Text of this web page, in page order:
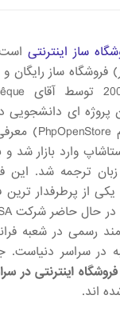
ساز اینترنتی
فروشگاه ساز رایگان
ماه از آغاز کار، به 13 زبان
از پرطرفدار ترین
بیش از 120 کارمند رسمی در
دیگر در 6 شعبه در سراسر
بیش از 270000 فروشگاه
اند.